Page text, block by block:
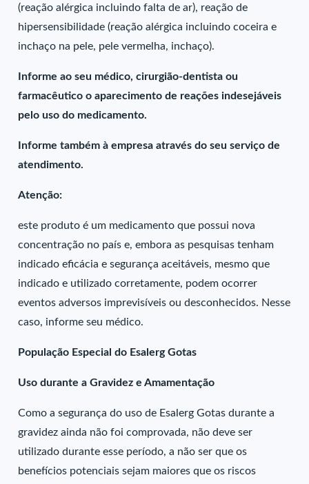
(reação alérgica incluindo falta de ar), reação de
hipersensibilidade (reação alérgica incluindo coceira e
inchaço na pele, pele vermelha, inchaço).
Informe ao seu médico, cirurgião-dentista ou
farmacêutico o aparecimento de reações indesejáveis
pelo uso do medicamento.
Informe também à empresa através do seu serviço de
atendimento.
Atenção:
este produto é um medicamento que possui nova
concentração no país e, embora as pesquisas tenham
indicado eficácia e segurança aceitáveis, mesmo que
indicado e utilizado corretamente, podem ocorrer
eventos adversos imprevisíveis ou desconhecidos. Nesse
caso, informe seu médico.
População Especial do Esalerg Gotas
Uso durante a Gravidez e Amamentação
Como a segurança do uso de Esalerg Gotas durante a
gravidez ainda não foi comprovada, não deve ser
utilizado durante esse período, a não ser que os
benefícios potenciais sejam maiores que os riscos